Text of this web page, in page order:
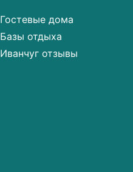
Гостевые дома
Базы отдыха
Иванчуг отзывы